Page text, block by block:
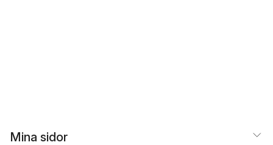
Mina sidor